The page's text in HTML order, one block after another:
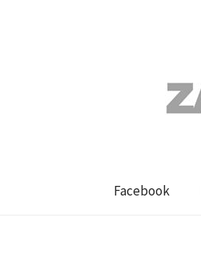
Facebook